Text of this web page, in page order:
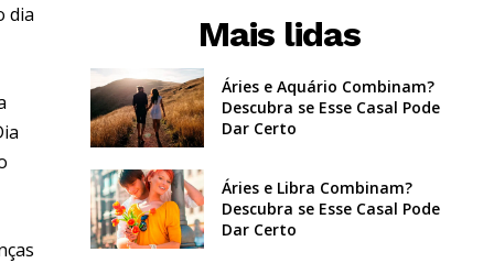
dia Mais lidas
Áries e Aquário Combinam?
Descubra se Esse Casal Pode
Dar Certo
Áries e Libra Combinam?
Descubra se Esse Casal Pode
Dar Certo